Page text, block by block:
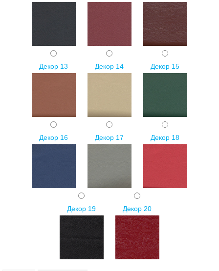
Декор 13 Декор 14 Декор 15
Декор 16 Декор 17 Декор 18
Декор 19 Декор 20